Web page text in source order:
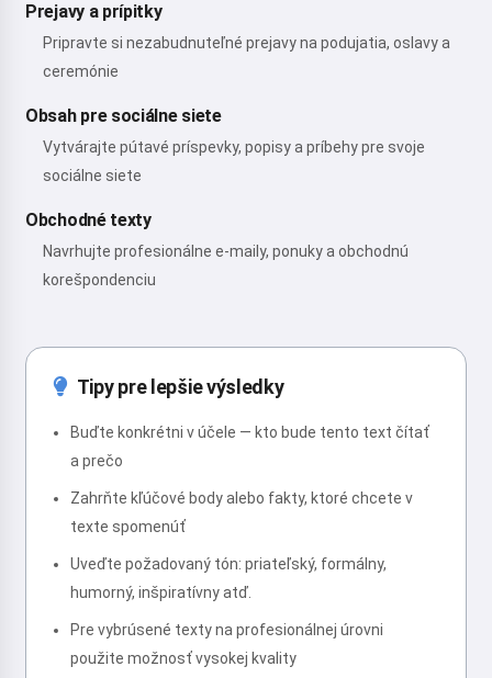
Prejavy a prípitky
Pripravte si nezabudnuteľné prejavy na podujatia, oslavy a
ceremónie
Obsah pre sociálne siete
Vytvárajte pútavé príspevky, popisy a príbehy pre svoje
sociálne siete
Obchodné texty
Navrhujte profesionálne e-maily, ponuky a obchodnú
korešpondenciu
Tipy pre lepšie výsledky
Buďte konkrétni v účele — kto bude tento text čítať
a prečo
Zahrňte kľúčové body alebo fakty, ktoré chcete v
texte spomenúť
Uveďte požadovaný tón: priateľský, formálny,
humorný, inšpiratívny atď.
Pre vybrúsené texty na profesionálnej úrovni
použite možnosť vysokej kvality